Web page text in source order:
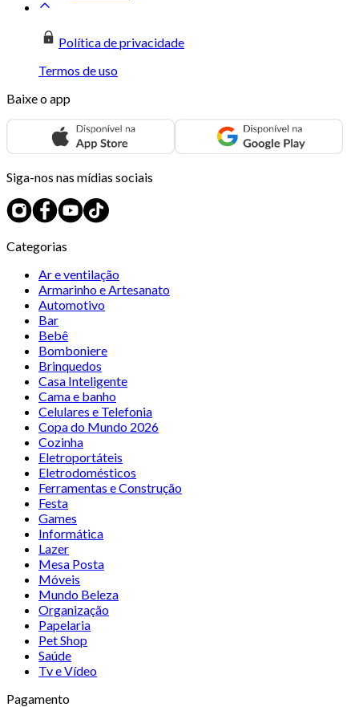
Política de privacidade
Termos de uso
Baixe o app
Siga-nos nas mídias sociais
Categorias
Ar e ventilação
Armarinho e Artesanato
Automotivo
Bar
Bebê
Bomboniere
Brinquedos
Casa Inteligente
Cama e banho
Celulares e Telefonia
Copa do Mundo 2026
Cozinha
Eletroportáteis
Eletrodomésticos
Ferramentas e Construção
Festa
Games
Informática
Lazer
Mesa Posta
Móveis
Mundo Beleza
Organização
Papelaria
Pet Shop
Saúde
Tv e Vídeo
Pagamento